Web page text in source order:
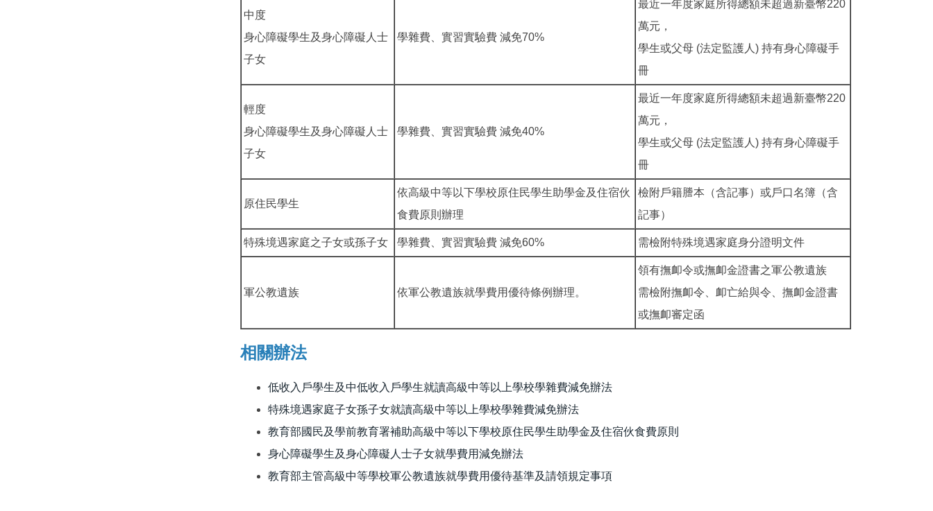
中度
身心障礙學生及身心障礙人士
子女
學雜費、實習實驗費 減免70%
最近一年度家庭所得總額未超過新臺幣220
萬元，
學生或父母 (法定監護人) 持有身心障礙手
冊
輕度
身心障礙學生及身心障礙人士
子女
學雜費、實習實驗費 減免40%
最近一年度家庭所得總額未超過新臺幣220
萬元，
學生或父母 (法定監護人) 持有身心障礙手
冊
原住民學生
依高級中等以下學校原住民學生助學金及住宿伙
食費原則辦理
檢附戶籍謄本（含記事）或戶口名簿（含
記事）
特殊境遇家庭之子女或孫子女 學雜費、實習實驗費 減免60% 需檢附特殊境遇家庭身分證明文件
軍公教遺族 依軍公教遺族就學費用優待條例辦理。
領有撫卹令或撫卹金證書之軍公教遺族
需檢附撫卹令、卹亡給與令、撫卹金證書
或撫卹審定函
相關辦法
低收入戶學生及中低收入戶學生就讀高級中等以上學校學雜費減免辦法
特殊境遇家庭子女孫子女就讀高級中等以上學校學雜費減免辦法
教育部國民及學前教育署補助高級中等以下學校原住民學生助學金及住宿伙食費原則
身心障礙學生及身心障礙人士子女就學費用減免辦法
教育部主管高級中等學校軍公教遺族就學費用優待基準及請領規定事項